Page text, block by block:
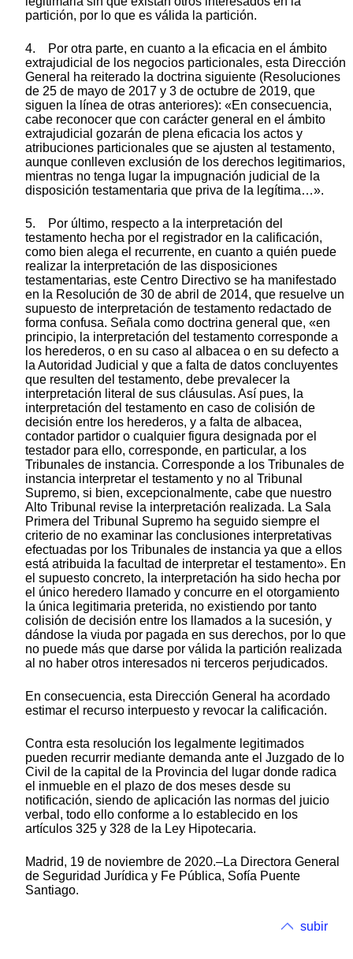
partición, por lo que es válida la partición.
4. Por otra parte, en cuanto a la eficacia en el ámbito
extrajudicial de los negocios particionales, esta Dirección
General ha reiterado la doctrina siguiente (Resoluciones
de 25 de mayo de 2017 y 3 de octubre de 2019, que
siguen la línea de otras anteriores): «En consecuencia,
cabe reconocer que con carácter general en el ámbito
extrajudicial gozarán de plena eficacia los actos y
atribuciones particionales que se ajusten al testamento,
aunque conlleven exclusión de los derechos legitimarios,
mientras no tenga lugar la impugnación judicial de la
disposición testamentaria que priva de la legítima…».
5. Por último, respecto a la interpretación del
testamento hecha por el registrador en la calificación,
como bien alega el recurrente, en cuanto a quién puede
realizar la interpretación de las disposiciones
testamentarias, este Centro Directivo se ha manifestado
en la Resolución de 30 de abril de 2014, que resuelve un
supuesto de interpretación de testamento redactado de
forma confusa. Señala como doctrina general que, «en
principio, la interpretación del testamento corresponde a
los herederos, o en su caso al albacea o en su defecto a
la Autoridad Judicial y que a falta de datos concluyentes
que resulten del testamento, debe prevalecer la
interpretación literal de sus cláusulas. Así pues, la
interpretación del testamento en caso de colisión de
decisión entre los herederos, y a falta de albacea,
contador partidor o cualquier figura designada por el
testador para ello, corresponde, en particular, a los
Tribunales de instancia. Corresponde a los Tribunales de
instancia interpretar el testamento y no al Tribunal
Supremo, si bien, excepcionalmente, cabe que nuestro
Alto Tribunal revise la interpretación realizada. La Sala
Primera del Tribunal Supremo ha seguido siempre el
criterio de no examinar las conclusiones interpretativas
efectuadas por los Tribunales de instancia ya que a ellos
está atribuida la facultad de interpretar el testamento». En
el supuesto concreto, la interpretación ha sido hecha por
el único heredero llamado y concurre en el otorgamiento
la única legitimaria preterida, no existiendo por tanto
colisión de decisión entre los llamados a la sucesión, y
dándose la viuda por pagada en sus derechos, por lo que
no puede más que darse por válida la partición realizada
al no haber otros interesados ni terceros perjudicados.
En consecuencia, esta Dirección General ha acordado
estimar el recurso interpuesto y revocar la calificación.
Contra esta resolución los legalmente legitimados
pueden recurrir mediante demanda ante el Juzgado de lo
Civil de la capital de la Provincia del lugar donde radica
el inmueble en el plazo de dos meses desde su
notificación, siendo de aplicación las normas del juicio
verbal, todo ello conforme a lo establecido en los
artículos 325 y 328 de la Ley Hipotecaria.
Madrid, 19 de noviembre de 2020.–La Directora General
de Seguridad Jurídica y Fe Pública, Sofía Puente
Santiago.
subir